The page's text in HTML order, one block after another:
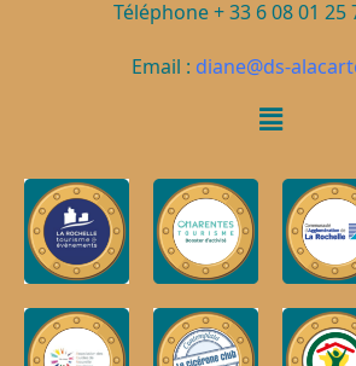
Téléphone + 33 6 08 01 25
Email : diane@ds-